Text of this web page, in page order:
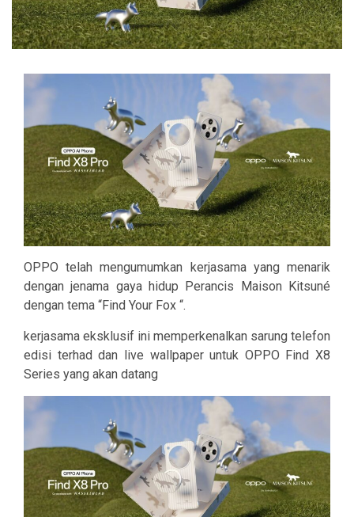
OPPO telah mengumumkan kerjasama yang menarik
dengan jenama gaya hidup Perancis Maison Kitsuné
dengan tema “Find Your Fox “.
kerjasama eksklusif ini memperkenalkan sarung telefon
edisi terhad dan live wallpaper untuk OPPO Find X8
Series yang akan datang